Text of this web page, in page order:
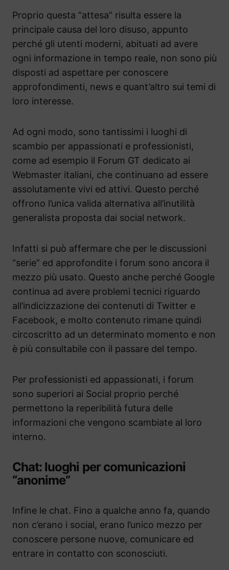
Proprio questa “attesa” risulta essere la
principale causa del loro disuso, appunto
perché gli utenti moderni, abituati ad avere
ogni informazione in tempo reale, non sono più
disposti ad aspettare per conoscere
approfondimenti, news e quant’altro sui temi di
loro interesse.
Ad ogni modo, sono tantissimi i luoghi di
scambio per appassionati e professionisti,
come ad esempio il Forum GT dedicato ai
Webmaster italiani, che continuano ad essere
assolutamente vivi ed attivi. Questo perché
offrono l’unica valida alternativa all’inutilità
generalista proposta dai social network.
Infatti si può affermare che per le discussioni
“serie” ed approfondite i forum sono ancora il
mezzo più usato. Questo anche perché Google
continua ad avere problemi tecnici riguardo
all’indicizzazione dei contenuti di Twitter e
Facebook, e molto contenuto rimane quindi
circoscritto ad un determinato momento e non
è più consultabile con il passare del tempo.
Per professionisti ed appassionati, i forum
sono superiori ai Social proprio perché
permettono la reperibilità futura delle
informazioni che vengono scambiate al loro
interno.
Chat: luoghi per comunicazioni
“anonime”
Infine le chat. Fino a qualche anno fa, quando
non c’erano i social, erano l’unico mezzo per
conoscere persone nuove, comunicare ed
entrare in contatto con sconosciuti.